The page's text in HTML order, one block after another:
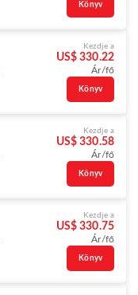
Könyv
Kezdje a
US$ 330.22
Ár/fő
Könyv
Kezdje a
US$ 330.58
Ár/fő
Könyv
Kezdje a
US$ 330.75
Ár/fő
Könyv